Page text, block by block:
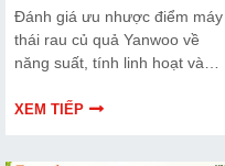
Đánh giá ưu nhược điểm máy
thái rau củ quả Yanwoo về
năng suất, tính linh hoạt và
biến thực phẩm.
XEM TIẾP